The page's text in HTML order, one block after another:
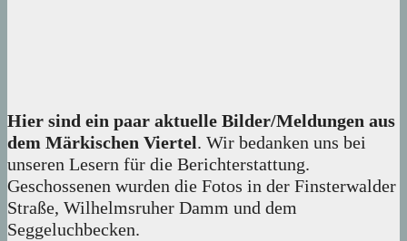
Hier sind ein paar aktuelle Bilder/Meldungen aus
dem Märkischen Viertel. Wir bedanken uns bei
unseren Lesern für die Berichterstattung.
Geschossenen wurden die Fotos in der Finsterwalder
Straße, Wilhelmsruher Damm und dem
Seggeluchbecken.